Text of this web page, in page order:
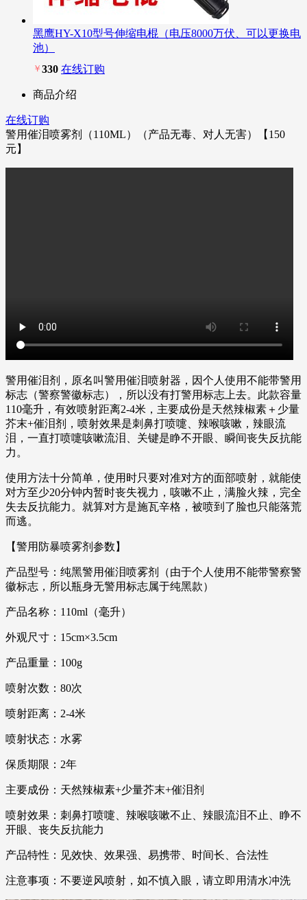
黑鹰HY-X10型号伸缩电棍（电压8000万伏、可以更换电
池）
￥ 330 在线订购
商品介绍
在线订购
警用催泪喷雾剂（110ML）（产品无毒、对人无害）【150
元】
警用催泪剂，原名叫警用催泪喷射器，因个人使用不能带警用
标志（警察警徽标志），所以没有打警用标志上去。此款容量
110毫升，有效喷射距离2-4米，主要成份是天然辣椒素＋少量
芥末+催泪剂，喷射效果是刺鼻打喷嚏、辣喉咳嗽，辣眼流
泪，一直打喷嚏咳嗽流泪、关键是睁不开眼、瞬间丧失反抗能
力。
使用方法十分简单，使用时只要对准对方的面部喷射，就能使
对方至少20分钟内暂时丧失视力，咳嗽不止，满脸火辣，完全
失去反抗能力。就算对方是施瓦辛格，被喷到了脸也只能落荒
而逃。
【警用防暴喷雾剂参数】
产品型号：纯黑警用催泪喷雾剂（由于个人使用不能带警察警
徽标志，所以瓶身无警用标志属于纯黑款）
产品名称：110ml（毫升）
外观尺寸：15cm×3.5cm
产品重量：100g
喷射次数：80次
喷射距离：2-4米
喷射状态：水雾
保质期限：2年
主要成份：天然辣椒素+少量芥末+催泪剂
喷射效果：刺鼻打喷嚏、辣喉咳嗽不止、辣眼流泪不止、睁不
开眼、丧失反抗能力
产品特性：见效快、效果强、易携带、时间长、合法性
注意事项：不要逆风喷射，如不慎入眼，请立即用清水冲洗